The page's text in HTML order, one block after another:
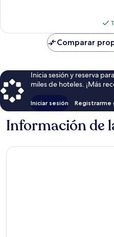
Comparar
Inicia sesión y reserva
miles de hoteles. ¡Más
Iniciar sesión Registrarme
Información de